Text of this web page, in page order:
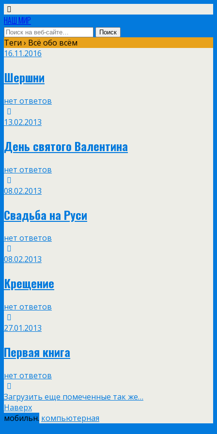
НАШ МИР
Теги › Всё обо всём
16.11.2016
Шершни
нет ответов
13.02.2013
День святого Валентина
нет ответов
08.02.2013
Свадьба на Руси
нет ответов
08.02.2013
Крещение
нет ответов
27.01.2013
Первая книга
нет ответов
Загрузить еще помеченные так же…
Наверх
мобильн. компьютерная